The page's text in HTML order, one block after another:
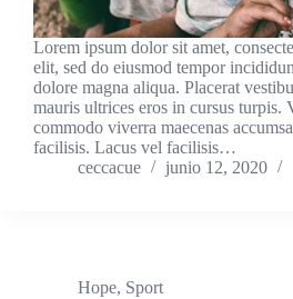
Lorem ipsum dolor sit amet,
elit, sed do eiusmod tempor
dolore magna aliqua. Placerat
mauris ultrices eros in cursus turpis.
commodo viverra maecenas
facilisis. Lacus vel facilisis…
ceccacue
junio 12, 2020
Hope, Sport